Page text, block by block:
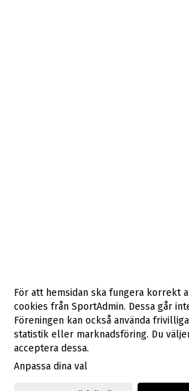
Gå till Webbversion
För att hemsidan ska fungera korrekt
cookies från SportAdmin. Dessa går
Föreningen kan också använda
statistik eller marknadsföring. Du
acceptera dessa.
Anpassa dina val